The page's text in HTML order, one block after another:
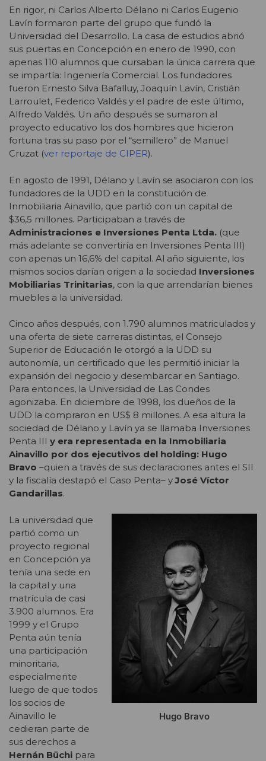
En rigor, ni Carlos Alberto Délano ni Carlos Eugenio
Lavín formaron parte del grupo que fundó la
Universidad del Desarrollo. La casa de estudios abrió
sus puertas en Concepción en enero de 1990, con
apenas 110 alumnos que cursaban la única carrera que
se impartía: Ingeniería Comercial. Los fundadores
fueron Ernesto Silva Bafalluy, Joaquín Lavín, Cristián
Larroulet, Federico Valdés y el padre de este último,
Alfredo Valdés. Un año después se sumaron al
proyecto educativo los dos hombres que hicieron
fortuna tras su paso por el “semillero” de Manuel
Cruzat (ver reportaje de CIPER).
En agosto de 1991, Délano y Lavín se asociaron con los
fundadores de la UDD en la constitución de
Inmobiliaria Ainavillo, que partió con un capital de
$36,5 millones. Participaban a través de
Administraciones e Inversiones Penta Ltda. (que
más adelante se convertiría en Inversiones Penta III)
con apenas un 16,6% del capital. Al año siguiente, los
mismos socios darían origen a la sociedad Inversiones
Mobiliarias Trinitarias, con la que arrendarían bienes
muebles a la universidad.
Cinco años después, con 1.790 alumnos matriculados y
una oferta de siete carreras distintas, el Consejo
Superior de Educación le otorgó a la UDD su
autonomía, un certificado que les permitió iniciar la
expansión del negocio y desembarcar en Santiago.
Para entonces, la Universidad de Las Condes
agonizaba. En diciembre de 1998, los dueños de la
UDD la compraron en US$ 8 millones. A esa altura la
sociedad de Délano y Lavín ya se llamaba Inversiones
Penta III y era representada en la Inmobiliaria
Ainavillo por dos ejecutivos del holding: Hugo
Bravo –quien a través de sus declaraciones antes el SII
y la fiscalía destapó el Caso Penta– yJosé Víctor
Gandarillas.
Hugo Bravo
La universidad que
partió como un
proyecto regional
en Concepción ya
tenía una sede en
la capital y una
matrícula de casi
3.900 alumnos. Era
1999 y el Grupo
Penta aún tenía
una participación
minoritaria,
especialmente
luego de que todos
los socios de
Ainavillo le
cedieran parte de
sus derechos a
Hernán Büchi para